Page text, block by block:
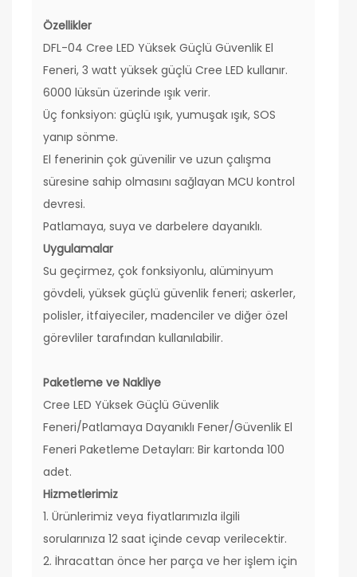
Özellikler
DFL-04 Cree LED Yüksek Güçlü Güvenlik El
Feneri, 3 watt yüksek güçlü Cree LED kullanır.
6000 lüksün üzerinde ışık verir.
Üç fonksiyon: güçlü ışık, yumuşak ışık, SOS
yanıp sönme.
El fenerinin çok güvenilir ve uzun çalışma
süresine sahip olmasını sağlayan MCU kontrol
devresi.
Patlamaya, suya ve darbelere dayanıklı.
Uygulamalar
Su geçirmez, çok fonksiyonlu, alüminyum
gövdeli, yüksek güçlü güvenlik feneri; askerler,
polisler, itfaiyeciler, madenciler ve diğer özel
görevliler tarafından kullanılabilir.
Paketleme ve Nakliye
Cree LED Yüksek Güçlü Güvenlik
Feneri/Patlamaya Dayanıklı Fener/Güvenlik El
Feneri Paketleme Detayları: Bir kartonda 100
adet.
Hizmetlerimiz
1. Ürünlerimiz veya fiyatlarımızla ilgili
sorularınıza 12 saat içinde cevap verilecektir.
2. İhracattan önce her parça ve her işlem için